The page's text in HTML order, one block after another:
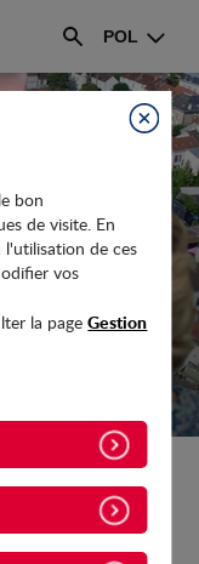
Fermer
bon
de visite. En
l'utilisation de ces
vos
la pageGestion
Rechercher
POL
Les-